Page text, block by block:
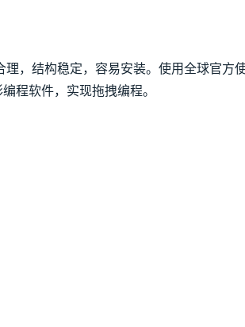
，结构稳定，容易安装。使用全球官方
程软件，实现拖拽编程。